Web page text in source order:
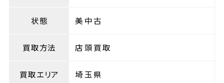
状態 美中古
買取方法 店頭買取
買取エリア 埼玉県